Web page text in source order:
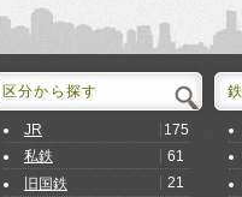
区分から探す
JR
175
私鉄
61
旧国鉄
21